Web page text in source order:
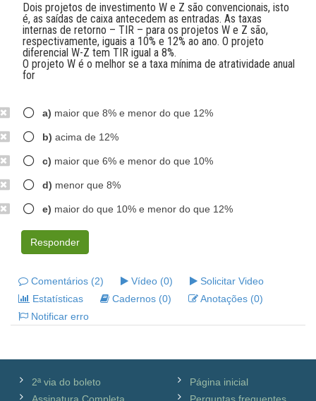
Dois projetos de investimento W e Z são convencionais, isto
é, as saídas de caixa antecedem as entradas. As taxas
internas de retorno – TIR – para os projetos W e Z são,
respectivamente, iguais a 10% e 12% ao ano. O projeto
diferencial W-Z tem TIR igual a 8%.
O projeto W é o melhor se a taxa mínima de atratividade anual
for
a) maior que 8% e menor do que 12%
b) acima de 12%
c) maior que 6% e menor do que 10%
d) menor que 8%
e) maior do que 10% e menor do que 12%
Responder
Comentários (2) Vídeo (0)
Solicitar Video
Estatísticas
Cadernos (0)
Anotações (0)
Notificar erro
2ª via do boleto
Página inicial